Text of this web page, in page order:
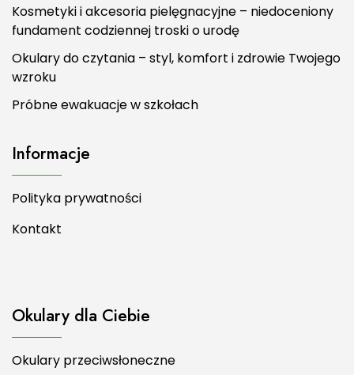
Kosmetyki i akcesoria pielęgnacyjne – niedoceniony
fundament codziennej troski o urodę
Okulary do czytania – styl, komfort i zdrowie Twojego
wzroku
Próbne ewakuacje w szkołach
Informacje
Polityka prywatności
Kontakt
Okulary dla Ciebie
Okulary przeciwsłoneczne